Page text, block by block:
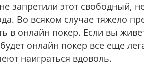
запретили этот свободный,
Во всяком случае тяжело
в онлайн покер. Если вы
онлайн покер все еще
наиграться вдоволь.